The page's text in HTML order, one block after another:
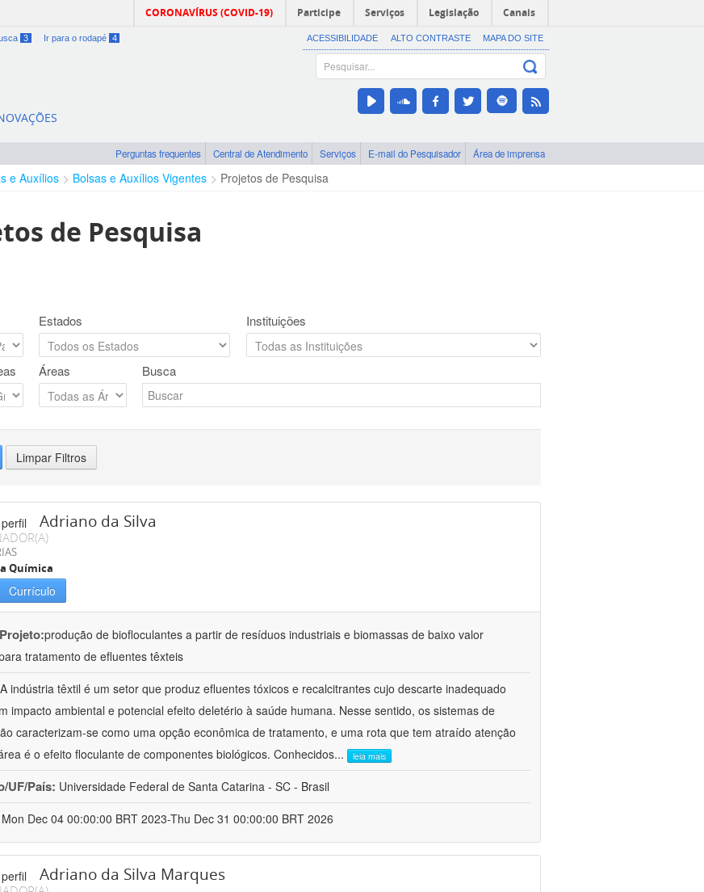
CORONAVÍRUS (COVID-19) Participe Serviços Legislação Canais
3 Ir para o rodapé 4 ACESSIBILIDADE ALTO CONTRASTE MAPA DO SITE
Perguntas frequentes Central de Atendimento Serviços E-mail do Pesquisador Área de imprensa
e Auxílios Bolsas e Auxílios Vigentes Projetos de Pesquisa
de Pesquisa
Estados Instituições
Áreas Busca
Limpar Filtros
Adriano da Silva
Química
Currículo
produção de biofloculantes a partir de resíduos industriais e biomassas de baixo valor
tratamento de efluentes têxteis
A indústria têxtil é um setor que produz efluentes tóxicos e recalcitrantes cujo descarte inadequado
impacto ambiental e potencial efeito deletério à saúde humana. Nesse sentido, os sistemas de
caracterizam-se como uma opção econômica de tratamento, e uma rota que tem atraído atenção
é o efeito floculante de componentes biológicos. Conhecidos... leia mais
UF/País: Universidade Federal de Santa Catarina - SC - Brasil
Mon Dec 04 00:00:00 BRT 2023-Thu Dec 31 00:00:00 BRT 2026
Adriano da Silva Marques